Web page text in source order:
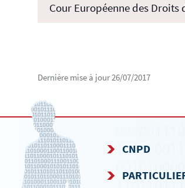
Cour Européenne des Droits
Dernière mise à jour26/07/2017
MENU
CNPD